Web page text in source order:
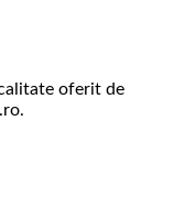
oferit de